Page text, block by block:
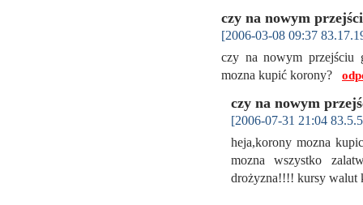
czy na nowym
[2006-03-08 09:37
czy na nowym przejściu
mozna kupić korony?
czy na nowym
[2006-07-31 21:04
heja,korony mozna
mozna wszystko
drożyzna!!!! kursy